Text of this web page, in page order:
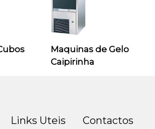
Maquinas de Gelo
Caipirinha
Links Uteis Contactos